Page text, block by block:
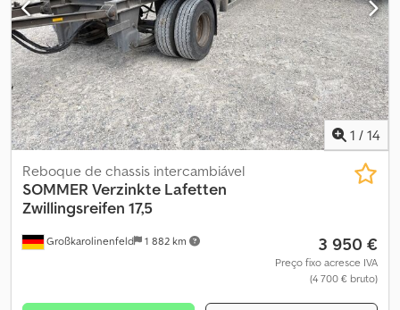
MEPO-VEÍCULOS COMERCIAIS ENTREGA DESDE 1983! VISITA
APENAS COM MARCAÇÃO PRÉVIA! #####
1 / 14
Großkarolinenfeld 1 882 km
Reboque de chassis intercambiável
SOMMER Verzinkte Lafetten
Zwillingsreifen 17,5
3 950 €
Preço fixo acresce IVA
(4 700 € bruto)